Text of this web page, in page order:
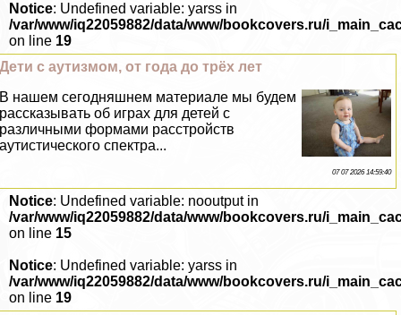
Notice: Undefined variable: yarss in
/var/www/iq22059882/data/www/bookcovers.ru/
on line 19
Дети с аутизмом, от года до трёх лет
В нашем сегодняшнем материале мы будем
рассказывать об играх для детей с
различными формами расстройств
аутистического спектра...
07 07 2026 14:59:40
Notice: Undefined variable: nooutput in
/var/www/iq22059882/data/www/bookcovers.ru/
on line 15
Notice: Undefined variable: yarss in
/var/www/iq22059882/data/www/bookcovers.ru/
on line 19